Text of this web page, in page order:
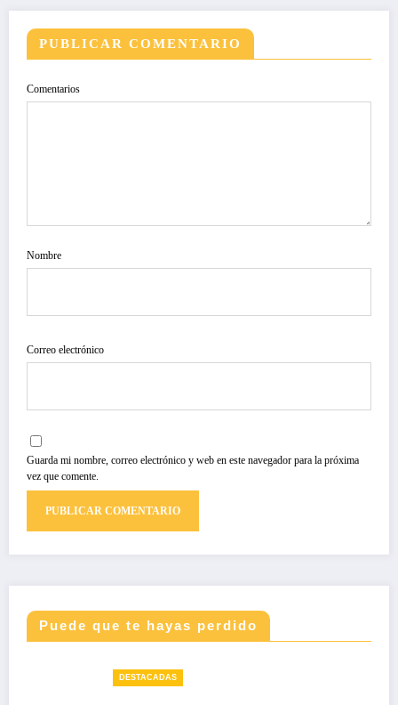
PUBLICAR COMENTARIO
Comentarios
Nombre
Correo electrónico
Guarda mi nombre, correo electrónico y web en este navegador para la próxima
vez que comente.
Puede que te hayas perdido